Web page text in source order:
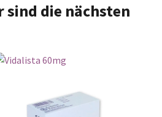
sind die nächsten